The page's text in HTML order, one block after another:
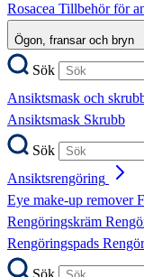
Rosacea Tillbehör för
Ögon, fransar och bryn
Sök
Ansiktsmask och
Ansiktsmask Skrubb
Sök
Ansiktsrengöring
Eye make-up remover
Rengöringskräm
Rengöringspads